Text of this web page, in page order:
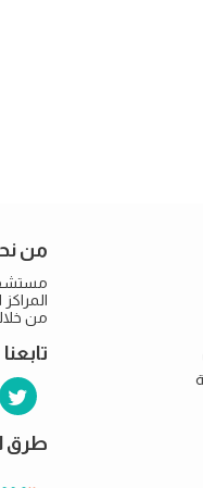
من
من
تابعنا
طرق